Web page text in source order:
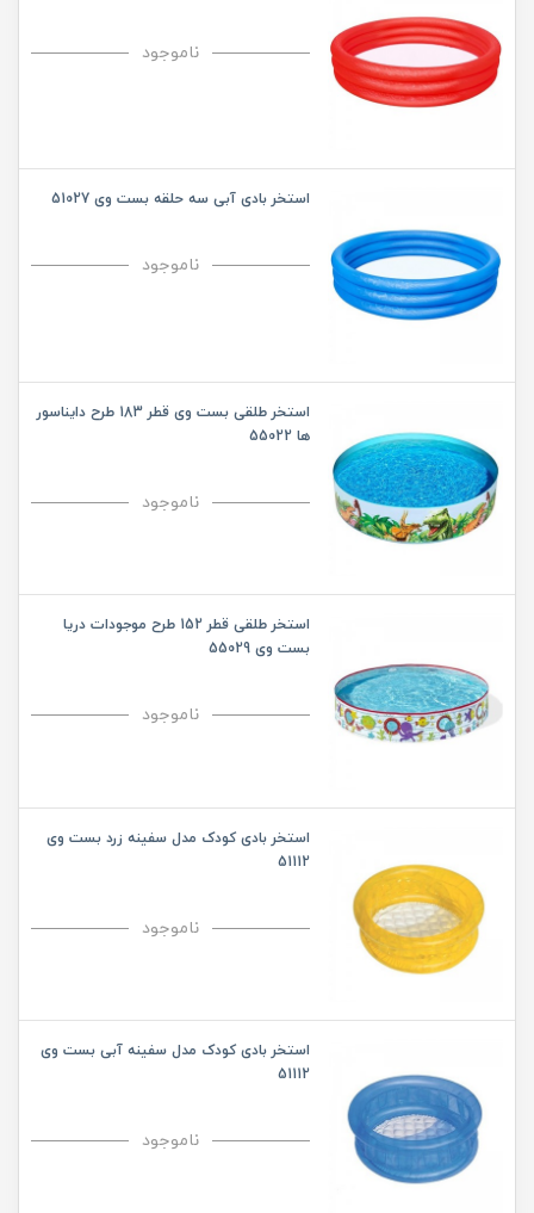
ناموجود
استخر بادی آبی سه حلقه بست وی 51027
ناموجود
استخر طلقی بست وی قطر 183 طرح دایناسور
ها 55022
ناموجود
استخر طلقی قطر 152 طرح موجودات دریا
بست وی 55029
ناموجود
استخر بادی کودک مدل سفینه زرد بست وی
51112
ناموجود
استخر بادی کودک مدل سفینه آبی بست وی
51112
ناموجود